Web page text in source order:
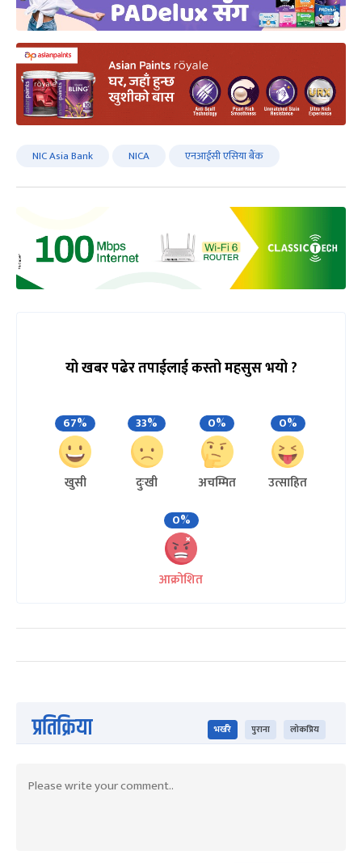
NIC Asia Bank NICA एनआईसी एसिया बैंक
यो खबर पढेर तपाईलाई कस्तो महसुस भयो ?
67%
खुसी
33%
दुःखी
0%
अचम्मित
0%
उत्साहित
0%
आक्रोशित
प्रतिक्रिया भर्खरै पुराना लोकप्रिय